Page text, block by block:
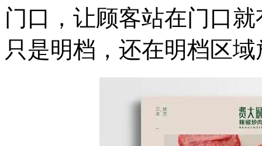
门口，让顾客站在门口
只是明档，还在明档区